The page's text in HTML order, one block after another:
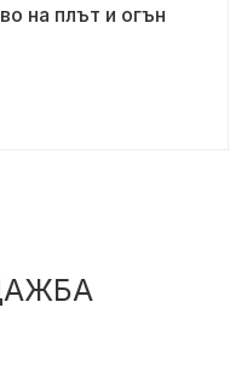
на плът и огън